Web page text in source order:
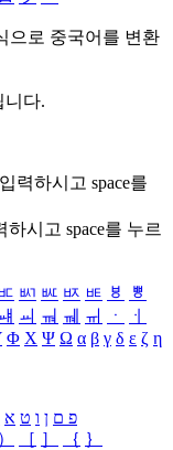
으로 중국어를 변환
니다.
력하시고 space를
하시고 space를 누르
ㅴ ㅵ ㅶ ㅷ ㅸ
ㅹ
ㆉ ㆊ ㆋ ㆌ ㆍ
ㆎ
Φ Χ Ψ Ω α β γ δ ε ζ η
פ ם ן ו ט א
） ［ ］ ｛ ｝